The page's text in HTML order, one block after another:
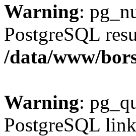
Warning:
PostgreSQL
/data/www/
Warning:
PostgreSQL